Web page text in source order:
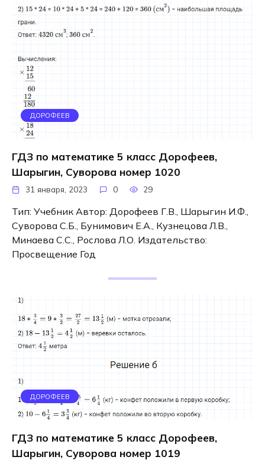
ДОРОФЕЕВ
ГДЗ по математике 5 класс Дорофеев,
Шарыгин, Суворова номер 1020
31 января, 2023 0 29
Тип: Учебник Автор: Дорофеев Г.В., Шарыгин И.Ф.,
Суворова С.Б., Бунимович Е.А., Кузнецова Л.В.,
Минаева С.С., Рослова Л.О. Издательство:
Просвещение Год
ДОРОФЕЕВ
ГДЗ по математике 5 класс Дорофеев,
Шарыгин, Суворова номер 1019